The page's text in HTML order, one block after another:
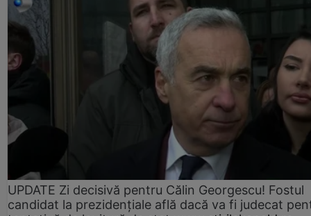
UPDATE Zi decisivă pentru Călin Georgescu! Fostul
candidat la prezidențiale află dacă va fi judecat